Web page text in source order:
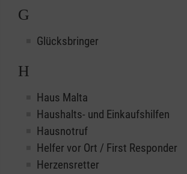
G
Glücksbringer
H
Haus Malta
Haushalts- und Einkaufshilfen
Hausnotruf
Helfer vor Ort / First Responder
Herzensretter